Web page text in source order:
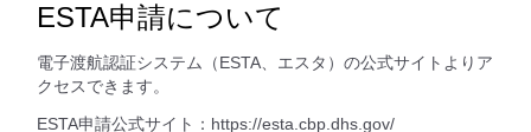
ESTA申請について
電子渡航認証システム（ESTA、エスタ）の公式サイトよりア
クセスできます。
ESTA申請公式サイト：https://esta.cbp.dhs.gov/